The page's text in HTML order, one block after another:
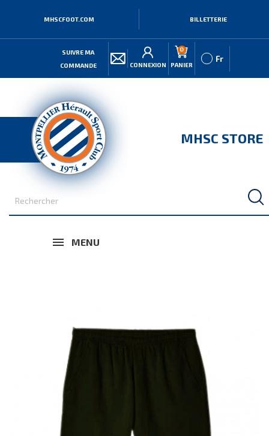
MHSCFOOT.COM BILLETTERIE
SUIVRE MA
COMMANDE
CONNEXION
0
PANIER
Fr
MHSC STORE
MENU